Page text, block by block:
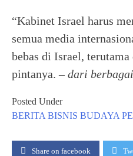
“Kabinet Israel harus
semua media
bebas di Israel, terutama
pintanya. –dari
Posted Under
BERITA BISNIS BUDAYA
Share on facebook